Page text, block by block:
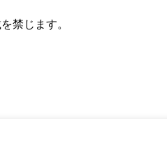
禁じます。